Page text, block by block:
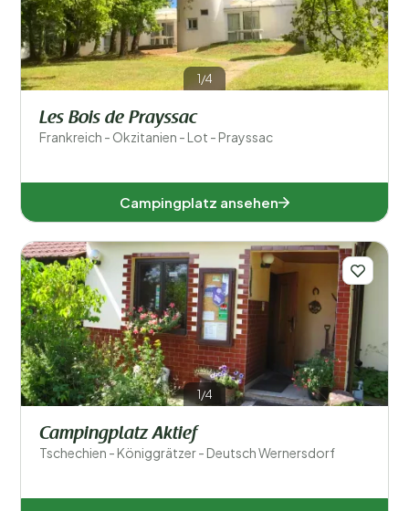
1/4
Les Bois de Prayssac
Frankreich - Okzitanien - Lot - Prayssac
Campingplatz ansehen
1/4
Campingplatz Aktief
Tschechien - Königgrätzer - Deutsch Wernersdorf